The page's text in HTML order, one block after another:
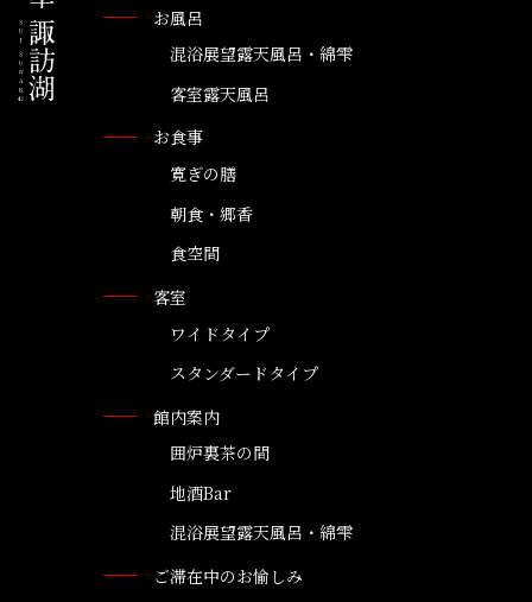
お風呂
混浴展望露天風呂・綿雫
客室露天風呂
お食事
寛ぎの膳
朝食・郷香
食空間
客室
ワイドタイプ
スタンダードタイプ
館内案内
囲炉裏茶の間
地酒Bar
混浴展望露天風呂・綿雫
ご滞在中のお愉しみ